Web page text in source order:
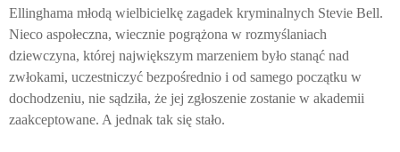
Ellinghama młodą wielbicielkę zagadek kryminalnych Stevie Bell.
Nieco aspołeczna, wiecznie pogrążona w rozmyślaniach
dziewczyna, której największym marzeniem było stanąć nad
zwłokami, uczestniczyć bezpośrednio i od samego początku w
dochodzeniu, nie sądziła, że jej zgłoszenie zostanie w akademii
zaakceptowane. A jednak tak się stało.